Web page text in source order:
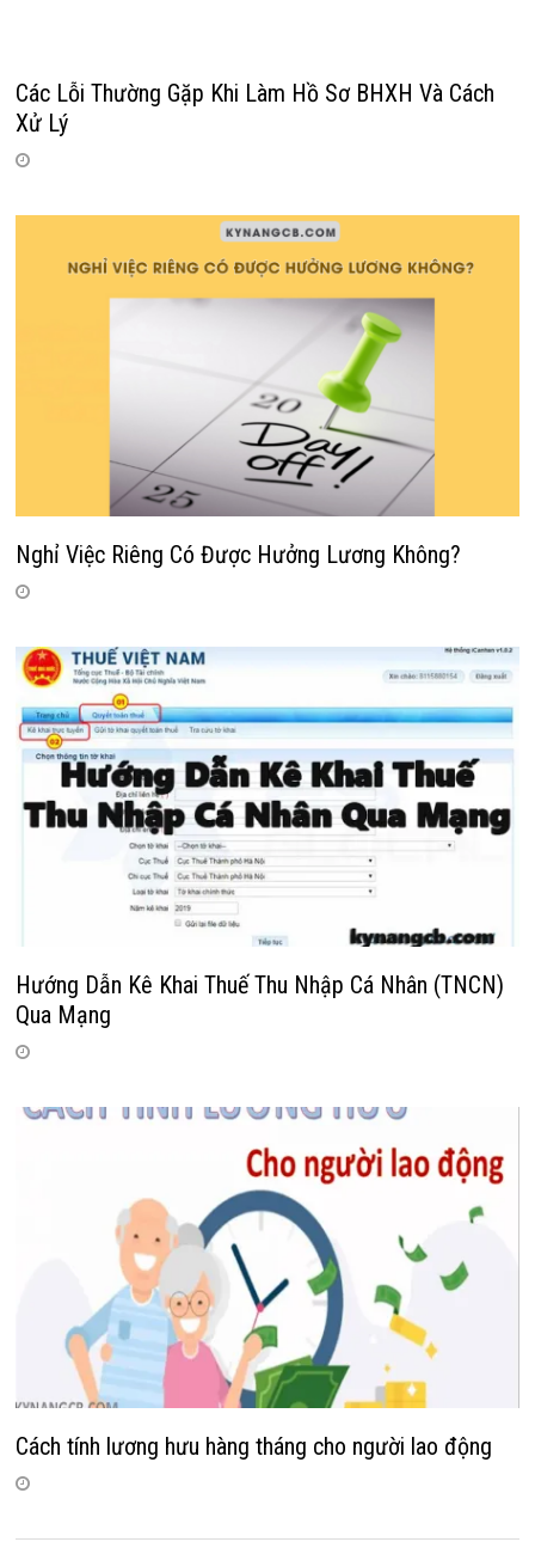
Các Lỗi Thường Gặp Khi Làm Hồ Sơ BHXH Và Cách
Xử Lý
Nghỉ Việc Riêng Có Được Hưởng Lương Không?
Hướng Dẫn Kê Khai Thuế Thu Nhập Cá Nhân (TNCN)
Qua Mạng
Cách tính lương hưu hàng tháng cho người lao động